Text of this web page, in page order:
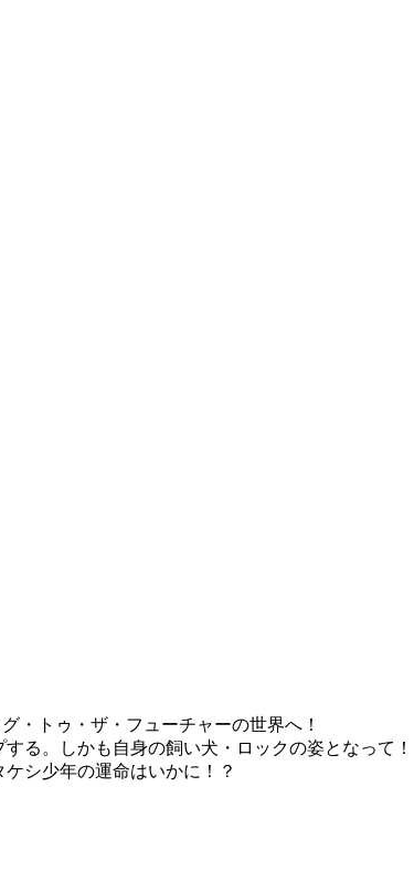
トゥ・ザ・フューチャーの世界へ！
る。しかも自身の飼い犬・ロックの姿となっ
シ少年の運命はいかに！？